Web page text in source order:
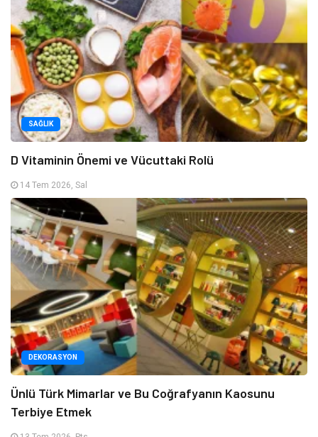
SAĞLIK
D Vitaminin Önemi ve Vücuttaki Rolü
14 Tem 2026, Sal
DEKORASYON
Ünlü Türk Mimarlar ve Bu Coğrafyanın Kaosunu
Terbiye Etmek